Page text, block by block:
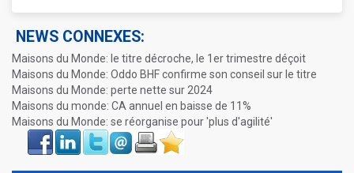
NEWS CONNEXES:
Maisons du Monde: le titre décroche, le 1er trimestre déçoit
Maisons du Monde: Oddo BHF confirme son conseil sur le titre
Maisons du Monde: perte nette sur 2024
Maisons du monde: CA annuel en baisse de 11%
Maisons du Monde: se réorganise pour 'plus d'agilité'
Face
book
LinkIn Twitter Envoyer ImprimerFavoris